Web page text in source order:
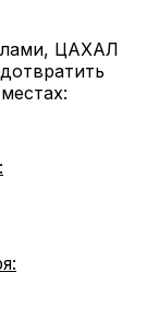
ЦАХАЛ